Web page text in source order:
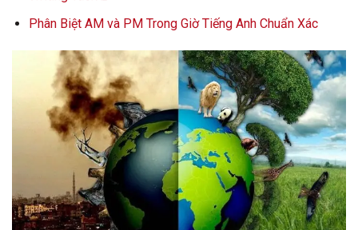
Phân Biệt AM và PM Trong Giờ Tiếng Anh Chuẩn Xác